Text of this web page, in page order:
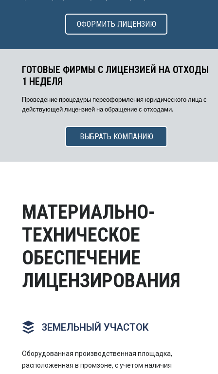
ОФОРМИТЬ ЛИЦЕНЗИЮ
ГОТОВЫЕ ФИРМЫ С ЛИЦЕНЗИЕЙ НА ОТХОДЫ
1 НЕДЕЛЯ
Проведение процедуры переоформления юридического лица с
действующей лицензией на обращение с отходами.
ВЫБРАТЬ КОМПАНИЮ
МАТЕРИАЛЬНО-
ТЕХНИЧЕСКОЕ
ОБЕСПЕЧЕНИЕ
ЛИЦЕНЗИРОВАНИЯ
ЗЕМЕЛЬНЫЙ УЧАСТОК
Оборудованная производственная площадка,
расположенная в промзоне, с учетом наличия